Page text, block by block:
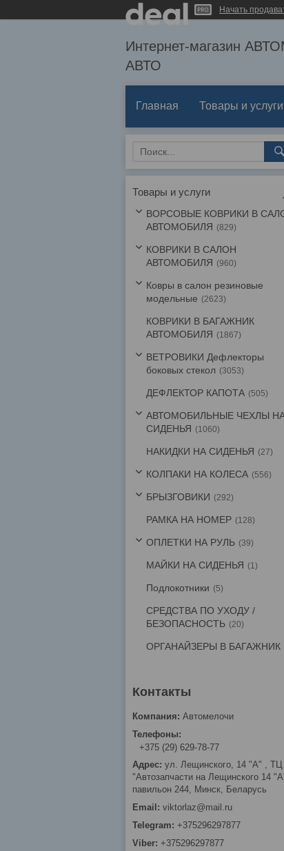
Начать
Интернет-магазин
АВТО
Главная Товары и услуги
Товары и услуги
ВОРСОВЫЕ КОВРИКИ В
АВТОМОБИЛЯ
829
КОВРИКИ В САЛОН
АВТОМОБИЛЯ
960
Ковры в салон резиновые
модельные
2623
КОВРИКИ В БАГАЖНИК
АВТОМОБИЛЯ
1867
ВЕТРОВИКИ Дефлекторы
боковых стекол
3053
ДЕФЛЕКТОР КАПОТА 505
АВТОМОБИЛЬНЫЕ ЧЕХЛЫ
СИДЕНЬЯ
1060
НАКИДКИ НА СИДЕНЬЯ 27
КОЛПАКИ НА КОЛЕСА 556
БРЫЗГОВИКИ 292
РАМКА НА НОМЕР 128
ОПЛЕТКИ НА РУЛЬ 39
МАЙКИ НА СИДЕНЬЯ 1
Подлокотники 5
СРЕДСТВА ПО УХОДУ /
БЕЗОПАСНОСТЬ
20
ОРГАНАЙЗЕРЫ В БАГАЖНИК
Автомелочи
+375 (29) 629-78-77
ул. Лещинского, 14 "А" , ТЦ
"Автозапчасти на Лещинcкого 14
павильон 244, Минск, Беларусь
viktorlaz@mail.ru
+375296297877
+375296297877